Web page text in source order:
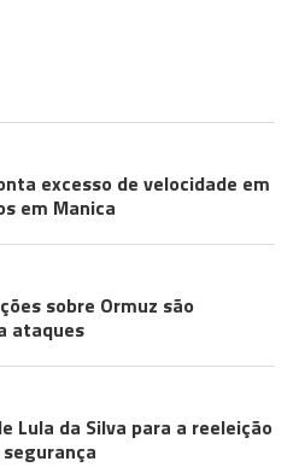
excesso de velocidade em
em Manica
sobre Ormuz são
ataques
Lula da Silva para a reeleição